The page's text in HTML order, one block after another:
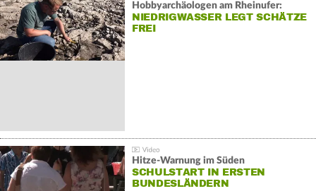
Hobbyarchäologen am Rheinufer:
NIEDRIGWASSER LEGT SCHÄTZE
FREI
Hitze-Warnung im Süden
SCHULSTART IN ERSTEN
BUNDESLÄNDERN